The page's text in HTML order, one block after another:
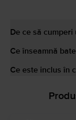
De ce să
Ce înseamnă
Ce este inclus în